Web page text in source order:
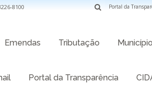
8100 Portal da
Emendas Tributação Município
Portal da Transparência